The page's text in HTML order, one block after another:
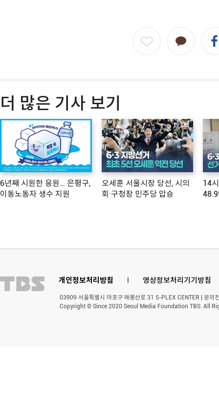
더 많은 기사 보기
6년째 시원한 응원… 은평구,
이동노동자 생수 지원
오세훈 서울시장 당선, 시의
회·구청장 민주당 압승
14
개인정보처리방침 l 영상정보처리기기방침
03909 서울특별시 마포구 매봉산로 31 S-PLEX CENTER | 문
Copyright © Since 2020 Seoul Media Foundation TBS. All